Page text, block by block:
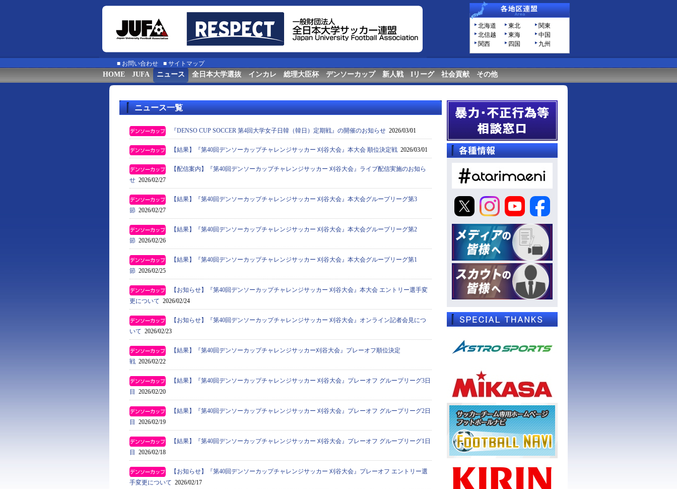
北海道 東北
関東
北信越
東海
中国
関西
四国 九州
■ お問い合わせ ■ サイトマップ
HOME JUFA ニュース 全日本大学選抜 インカレ 総理大臣杯 デンソーカップ 新人戦 Iリーグ 社会貢献 その他
ニュース一覧
『DENSO CUP SOCCER 第4回大学女子日韓（韓日）定期戦』の開催のお知らせ 2026/03/01
【結果】『第40回デンソーカップチャレンジサッカー 刈谷大会』本大会 順位決定戦 2026/03/01
【配信案内】『第40回デンソーカップチャレンジサッカー 刈谷大会』ライブ配信実施のお知ら
せ 2026/02/27
【結果】『第40回デンソーカップチャレンジサッカー 刈谷大会』本大会グループリーグ第3
節 2026/02/27
【結果】『第40回デンソーカップチャレンジサッカー 刈谷大会』本大会グループリーグ第2
節 2026/02/26
【結果】『第40回デンソーカップチャレンジサッカー 刈谷大会』本大会グループリーグ第1
節 2026/02/25
【お知らせ】『第40回デンソーカップチャレンジサッカー 刈谷大会』本大会 エントリー選手変
更について 2026/02/24
【お知らせ】『第40回デンソーカップチャレンジサッカー 刈谷大会』オンライン記者会見につ
いて 2026/02/23
【結果】『第40回デンソーカップチャレンジサッカー刈谷大会』プレーオフ順位決定
戦 2026/02/22
【結果】『第40回デンソーカップチャレンジサッカー 刈谷大会』プレーオフ グループリーグ3日
目
2026/02/20
【結果】『第40回デンソーカップチャレンジサッカー 刈谷大会』プレーオフ グループリーグ2日
目
2026/02/19
【結果】『第40回デンソーカップチャレンジサッカー 刈谷大会』プレーオフ グループリーグ1日
目
2026/02/18
【お知らせ】『第40回デンソーカップチャレンジサッカー 刈谷大会』プレーオフ エントリー選
手変更について 2026/02/17